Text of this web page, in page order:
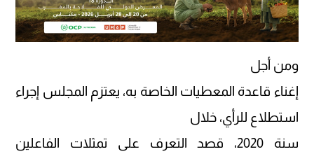
ومن أجل
إغناء قاعدة المعطيات الخاصة به، يعتزم المجلس إجراء
استطلاع للرأي، خلال
سنة 2020، قصد التعرف على تمثلات الفاعلين